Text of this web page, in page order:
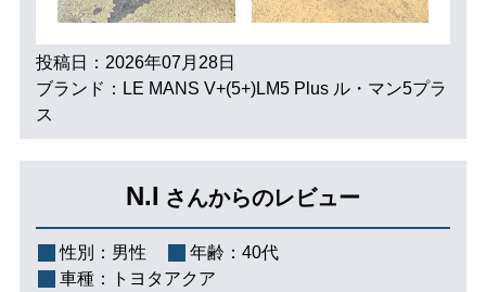
投稿日：2026年07月28日
ブランド：LE MANS V+(5+)LM5 Plus ル・マン5プラ
ス
N.I さんからのレビュー
性別： 男性 年齢： 40代
車種：
トヨタアクア